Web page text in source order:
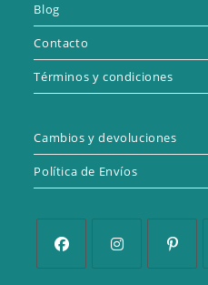
Blog
Contacto
Términos y condiciones
Cambios y devoluciones
Política de Envíos